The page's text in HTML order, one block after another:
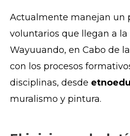
Actualmente manejan un
voluntarios que llegan a la
Wayuuando, en Cabo de
con los procesos
disciplinas, desde
muralismo y pintura.